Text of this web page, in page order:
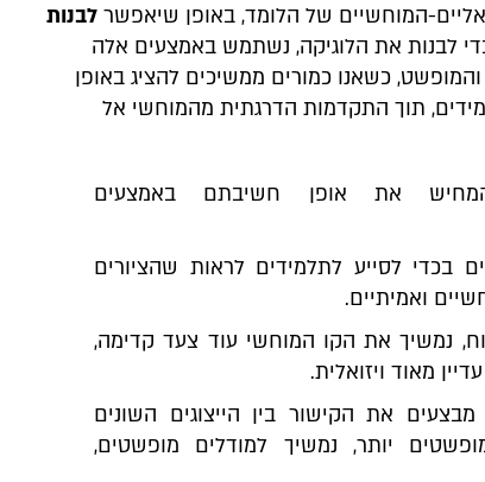
המוחשיים של הלומד, באופן שיאפשר לבנות
לבנות את הלוגיקה, נשתמש באמצעים אלה
כשאנו כמורים ממשיכים להציג באופן
תוך התקדמות הדרגתית מהמוחשי אל
את אופן חשיבתם באמצעים
בכדי לסייע לתלמידים לראות שהציורים
ואמיתיים.
נמשיך את הקו המוחשי עוד צעד קדימה,
מאוד ויזואלית.
את הקישור בין הייצוגים השונים
יותר, נמשיך למודלים מופשטים,